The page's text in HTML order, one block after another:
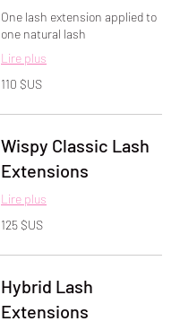
One lash extension applied to
one natural lash
Lire plus
110
dollars
110 $US
Wispy Classic Lash
Extensions
Lire plus
125
dollars
125 $US
Hybrid Lash
Extensions